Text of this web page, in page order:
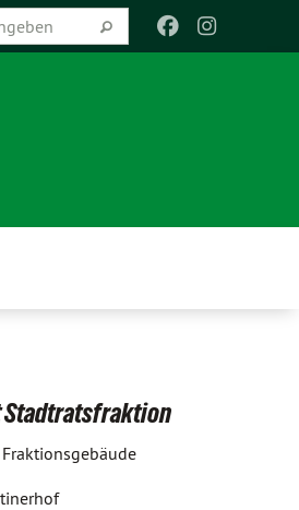
Stadtratsfraktion